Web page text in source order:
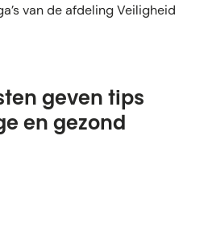
van de afdeling Veiligheid
geven tips
en gezond